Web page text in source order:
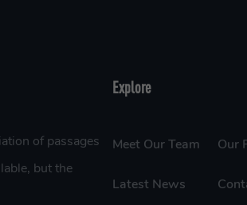
of passages
but the
Explore
Meet Our Team Our
Latest News